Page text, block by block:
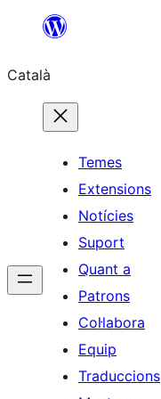
contingut
Català
Temes
Extensions
Notícies
Suport
Quant a
Patrons
Col·labora
Equip
Traduccions